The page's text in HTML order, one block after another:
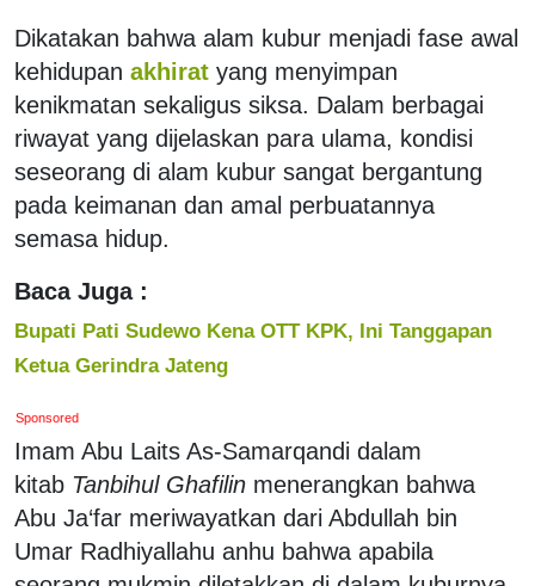
Dikatakan bahwa alam kubur menjadi fase awal
kehidupan akhirat yang menyimpan
kenikmatan sekaligus siksa. Dalam berbagai
riwayat yang dijelaskan para ulama, kondisi
seseorang di alam kubur sangat bergantung
pada keimanan dan amal perbuatannya
semasa hidup.
Baca Juga :
Bupati Pati Sudewo Kena OTT KPK, Ini Tanggapan
Ketua Gerindra Jateng
Sponsored
Imam Abu Laits As-Samarqandi dalam
kitab Tanbihul Ghafilin menerangkan bahwa
Abu Ja‘far meriwayatkan dari Abdullah bin
Umar Radhiyallahu anhu bahwa apabila